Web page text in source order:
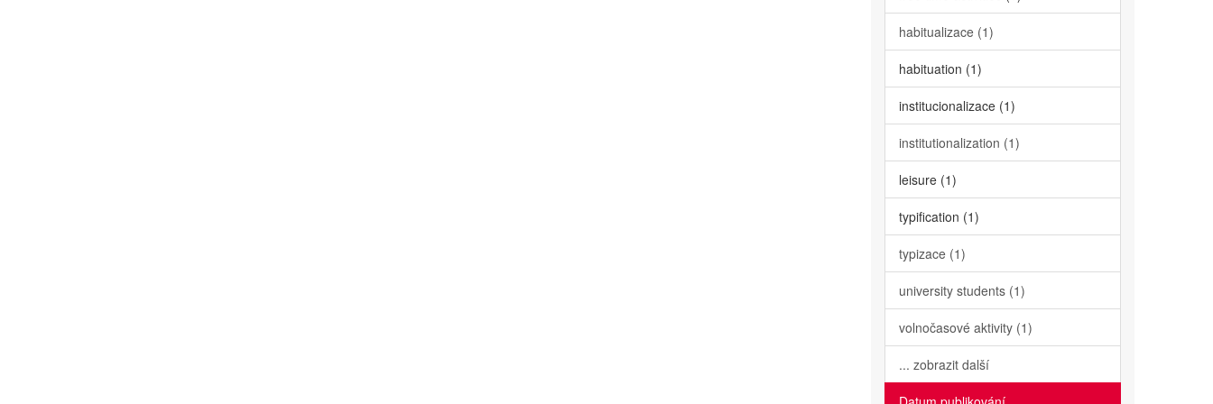
habitualizace (1)
habituation (1)
institucionalizace (1)
institutionalization (1)
leisure (1)
typification (1)
typizace (1)
university students (1)
volnočasové aktivity (1)
... zobrazit další